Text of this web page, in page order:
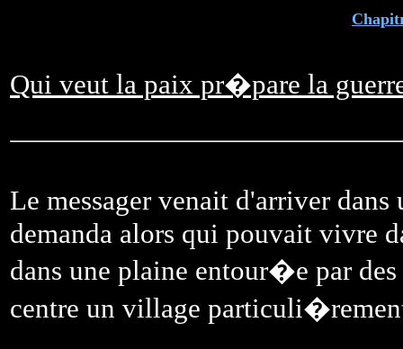
Qui veut la paix pr�pare la
Le messager venait d'arriver
demanda alors qui pouvait vivre
dans une plaine entour�e par
centre un village